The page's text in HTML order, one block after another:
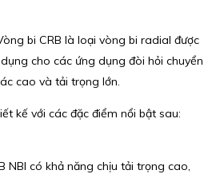
bi CRB là loại vòng bi radial được
cho các ứng dụng đòi hỏi chuyển
cao và tải trọng lớn.
kế với các đặc điểm nổi bật sau:
NBI có khả năng chịu tải trọng cao,